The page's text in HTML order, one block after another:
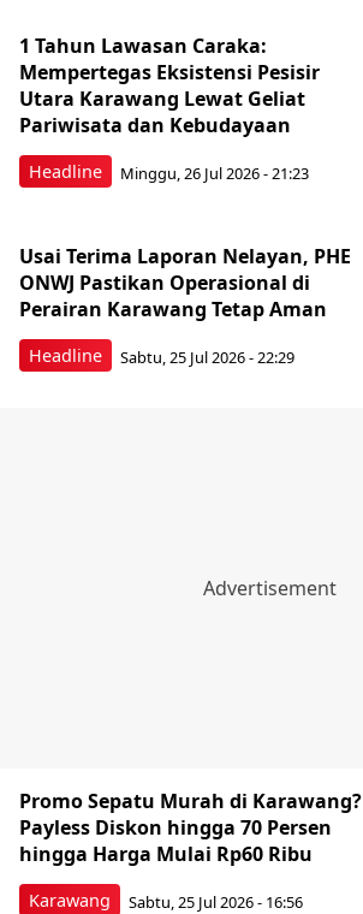
Headline
1 Tahun Lawasan Caraka:
Mempertegas Eksistensi Pesisir
Utara Karawang Lewat Geliat
Pariwisata dan Kebudayaan
Minggu, 26 Jul 2026 - 21:23
Headline
Usai Terima Laporan Nelayan, PHE
ONWJ Pastikan Operasional di
Perairan Karawang Tetap Aman
Sabtu, 25 Jul 2026 - 22:29
Karawang
Promo Sepatu Murah di Karawang?
Payless Diskon hingga 70 Persen
hingga Harga Mulai Rp60 Ribu
Sabtu, 25 Jul 2026 - 16:56